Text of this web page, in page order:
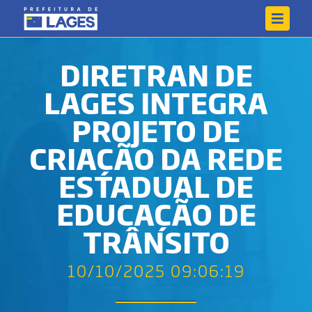
DIRETRAN DE
LAGES INTEGRA
PROJETO DE
CRIAÇÃO DA REDE
ESTADUAL DE
EDUCAÇÃO DE
TRÂNSITO
10/10/2025 09:06:19